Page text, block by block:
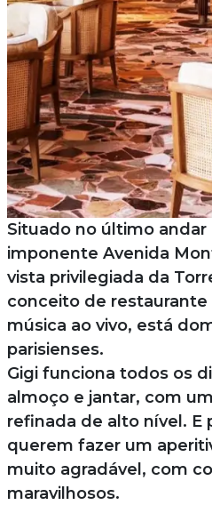
Situado no último andar
imponente Avenida
vista privilegiada da
conceito de
música ao vivo, está
parisienses.
Gigi funciona todos os
almoço e jantar, com
refinada de alto nível. E
querem fazer um
muito agradável, com
maravilhosos.